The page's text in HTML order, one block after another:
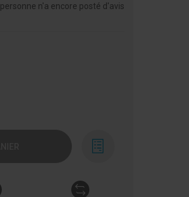
personne n'a encore posté d'avis